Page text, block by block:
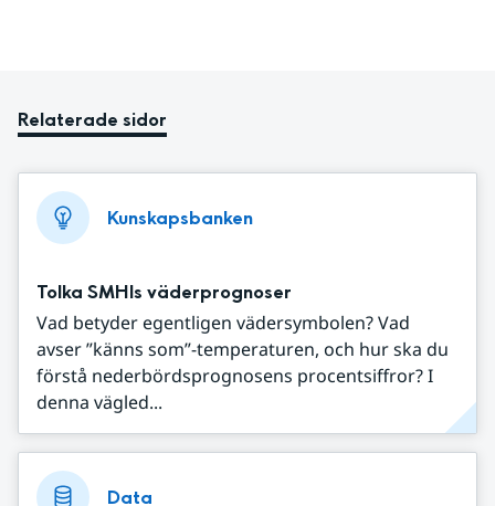
Relaterade sidor
Kunskapsbanken
Tolka SMHIs väderprognoser
Vad betyder egentligen vädersymbolen? Vad
avser ”känns som”-temperaturen, och hur ska du
förstå nederbördsprognosens procentsiffror? I
denna vägled...
Data